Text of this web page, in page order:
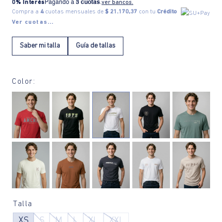
0% Interés Pagando a 3 cuotas.ver bancos.
Compra a 4cuotas mensuales de $ 21.170,37 con tu Crédito
Ver cuotas...
Saber mi talla Guía de tallas
Color:
Talla